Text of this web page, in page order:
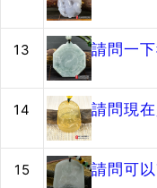
13 請問一
14 請問現
15 請問可